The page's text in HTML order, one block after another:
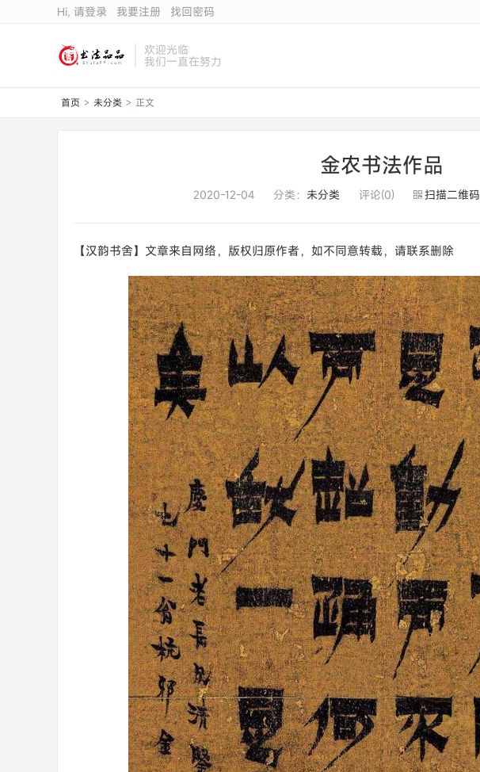
Hi, 请登录 我要注册 找回密码
欢迎光临
我们一直在努力
首页 > 未分类 > 正文
金农书法作品
2020-12-04 分类： 未分类 评论(0) 扫描二维码
【汉韵书舍】文章来自网络，版权归原作者，如不同意转载，请联系删除